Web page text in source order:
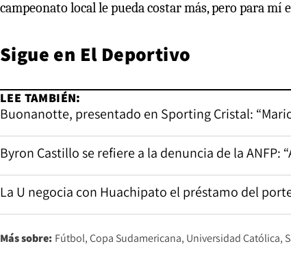
campeonato local le pueda costar más, pero para
Sigue en El Deportivo
LEE TAMBIÉN:
Buonanotte, presentado en Sporting Cristal:
Byron Castillo se refiere a la denuncia de la ANFP:
La U negocia con Huachipato el préstamo del
Más sobre: Fútbol Copa Sudamericana Universidad Católica